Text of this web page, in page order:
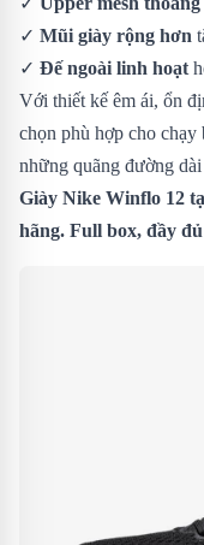
✓ Mũi giày rộng hơn
✓ Đế ngoài linh hoạt
Với thiết kế êm ái, ổn
chọn phù hợp cho
những quãng đường
Giày Nike Winflo 12
hãng. Full box, đầy